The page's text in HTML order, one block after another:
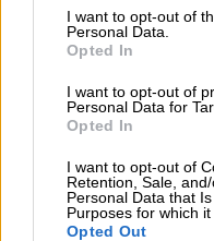
I want to opt-out of
Personal Data.
Opted In
I want to opt-out of
Personal Data for
Opted In
I want to opt-out of
Retention, Sale,
Personal Data that
Purposes for which it
Opted Out
es
una
Por